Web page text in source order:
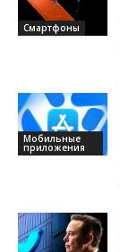
Смартфоны
Мобильные
приложения